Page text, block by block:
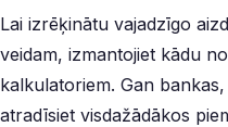
Lai izrēķinātu vajadzīgo
veidam, izmantojiet kādu
kalkulatoriem. Gan
atradīsiet visdažādākos